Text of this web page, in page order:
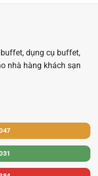
dụng cụ buffet,
nhà hàng khách sạn